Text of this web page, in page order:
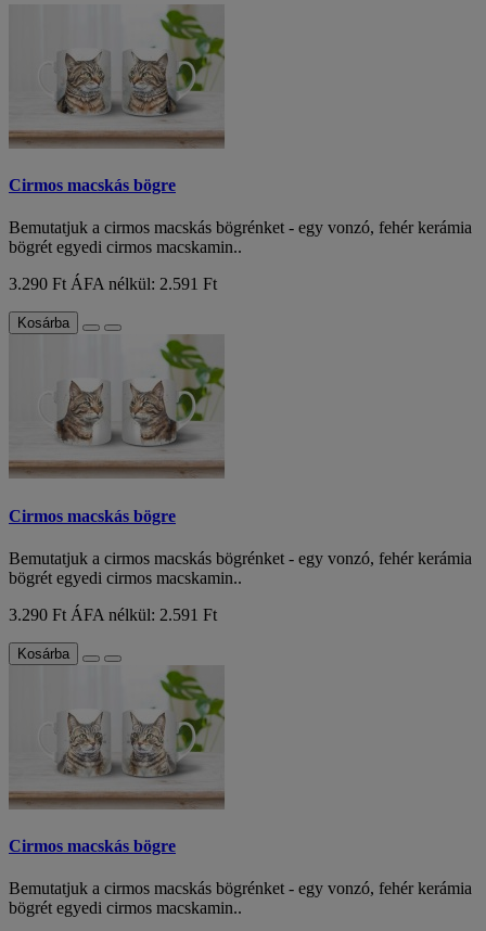
Cirmos macskás bögre
Bemutatjuk a cirmos macskás bögrénket - egy vonzó, fehér kerámia
bögrét egyedi cirmos macskamin..
3.290 Ft ÁFA nélkül: 2.591 Ft
Kosárba
Cirmos macskás bögre
Bemutatjuk a cirmos macskás bögrénket - egy vonzó, fehér kerámia
bögrét egyedi cirmos macskamin..
3.290 Ft ÁFA nélkül: 2.591 Ft
Kosárba
Cirmos macskás bögre
Bemutatjuk a cirmos macskás bögrénket - egy vonzó, fehér kerámia
bögrét egyedi cirmos macskamin..